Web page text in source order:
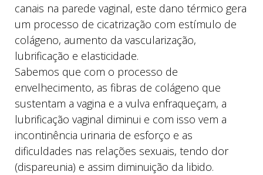
canais na parede vaginal, este dano térmico gera
um processo de cicatrização com estímulo de
colágeno, aumento da vascularização,
lubrificação e elasticidade.
Sabemos que com o processo de
envelhecimento, as fibras de colágeno que
sustentam a vagina e a vulva enfraqueçam, a
lubrificação vaginal diminui e com isso vem a
incontinência urinaria de esforço e as
dificuldades nas relações sexuais, tendo dor
(dispareunia) e assim diminuição da libido.